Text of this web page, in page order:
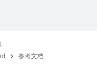
参考文档